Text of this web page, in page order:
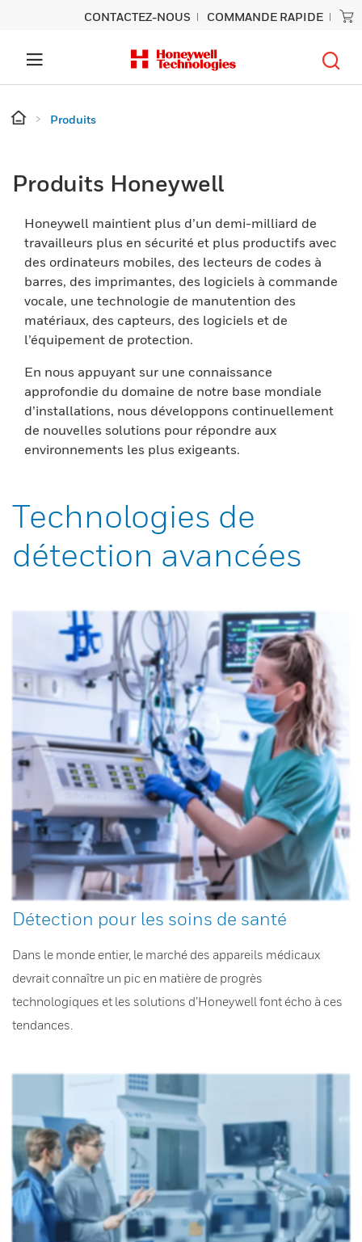
CONTACTEZ-NOUS COMMANDE RAPIDE
Produits
Produits Honeywell
Honeywell maintient plus d’un demi-milliard de
travailleurs plus en sécurité et plus productifs avec
des ordinateurs mobiles, des lecteurs de codes à
barres, des imprimantes, des logiciels à commande
vocale, une technologie de manutention des
matériaux, des capteurs, des logiciels et de
l’équipement de protection.
En nous appuyant sur une connaissance
approfondie du domaine de notre base mondiale
d’installations, nous développons continuellement
de nouvelles solutions pour répondre aux
environnements les plus exigeants.
Technologies de
détection avancées
Détection pour les soins de santé
Dans le monde entier, le marché des appareils médicaux
devrait connaître un pic en matière de progrès
technologiques et les solutions d’Honeywell font écho à ces
tendances.